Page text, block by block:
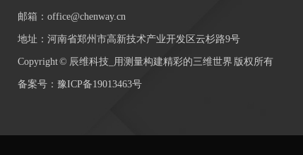
邮箱：office@chenway.cn
地址：河南省郑州市高新技术产业开发区云杉路9号
Copyright © 辰维科技_用测量构建精彩的三维世界 版权所有
备案号： 豫ICP备19013463号